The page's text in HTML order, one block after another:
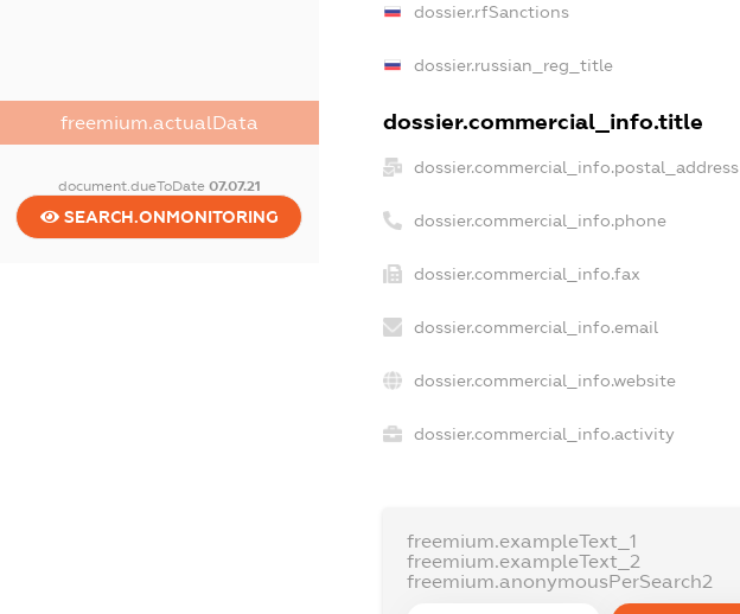
freemium.actualData
document.dueToDate 07.07.21
SEARCH.ONMONITORING
dossier.rfSanctions
dossier.russian_reg_title
dossier.commercial_info.title
dossier.commercial_info.postal_address
dossier.commercial_info.phone
dossier.commercial_info.fax
dossier.commercial_info.email
dossier.commercial_info.website
dossier.commercial_info.activity
freemium.exampleText_1
freemium.exampleText_2
freemium.anonymousPerSearch2